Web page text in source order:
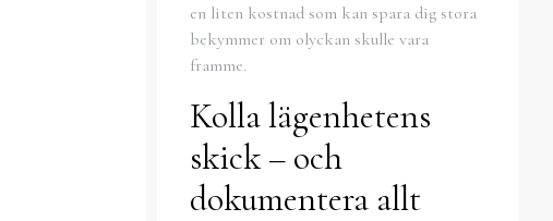
en liten kostnad som kan spara dig stora
bekymmer om olyckan skulle vara
framme.
Kolla lägenhetens
skick – och
dokumentera allt